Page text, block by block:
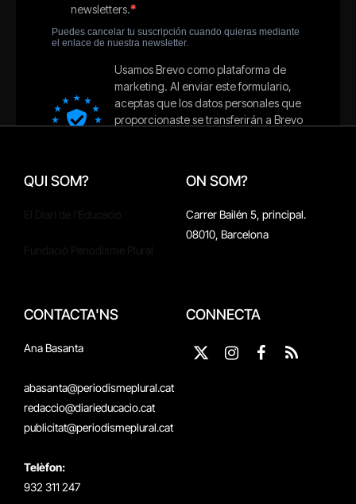
QUI SOM? ON SOM?
Carrer Bailén 5, principal.
08010, Barcelona
CONTACTA'NS
Ana Basanta
abasanta@periodismeplural.cat
redaccio@diarieducacio.cat
publicitat@periodismeplural.cat
Telèfon:
932 311 247
CONNECTA
X
InstagramFacebook
RSS